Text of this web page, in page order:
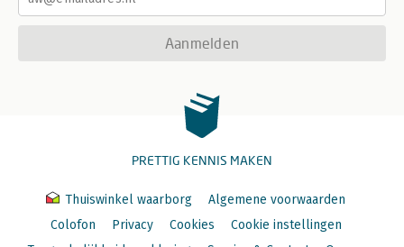
Aanmelden
PRETTIG KENNIS MAKEN
Thuiswinkel waarborg
Algemene voorwaarden
Colofon
Privacy Cookies
Cookie instellingen